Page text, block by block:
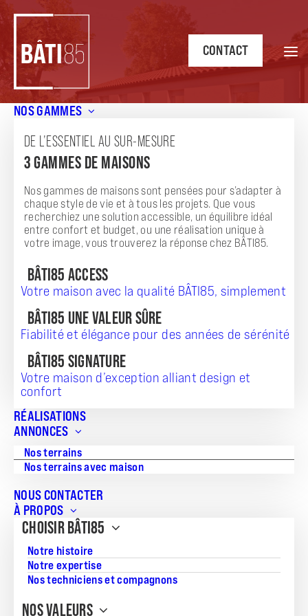
NOS GAMMES
DE L’ESSENTIEL AU SUR-MESURE
3 GAMMES DE MAISONS
Nos gammes de maisons sont pensées pour s’adapter à
chaque style de vie et à tous les projets. Que vous
recherchiez une solution accessible, un équilibre idéal
entre confort et budget, ou une réalisation unique à
votre image, vous trouverez la réponse chez BÂTI85.
BÂTI85 ACCESS
Votre maison avec la qualité BÂTI85, simplement
BÂTI85 UNE VALEUR SÛRE
Fiabilité et élégance pour des années de sérénité
BÂTI85 SIGNATURE
Votre maison d’exception alliant design et
confort
RÉALISATIONS
ANNONCES
Nos terrains
Nos terrains avec maison
NOUS CONTACTER
À PROPOS
CHOISIR BÂTI85
Notre histoire
Notre expertise
Nos techniciens et compagnons
NOS VALEURS
CONTACT
TERRAIN + MAISON
184 257
BB-05-03-19
859
Superficie de la maison:
103